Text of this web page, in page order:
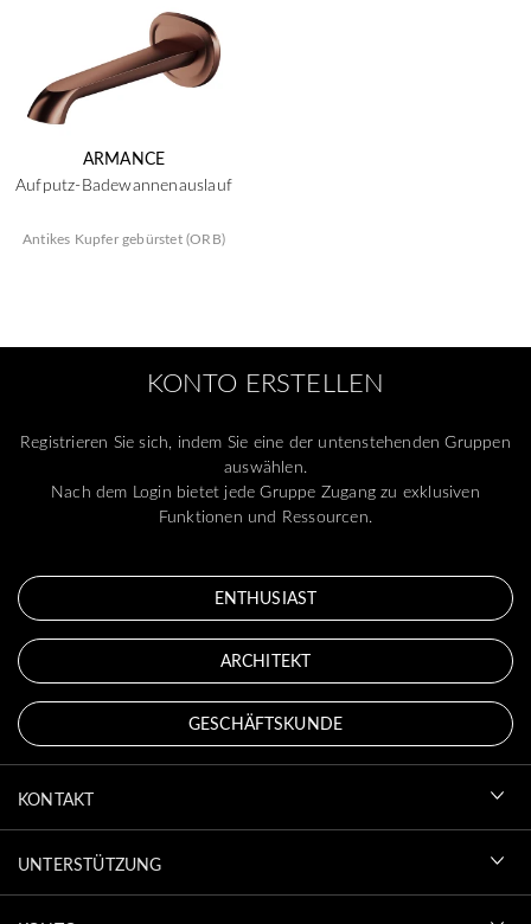
ARMANCE
Aufputz-Badewannenauslauf
Antikes Kupfer gebürstet (ORB)
KONTO ERSTELLEN
Registrieren Sie sich, indem Sie eine der untenstehenden Gruppen
auswählen.
Nach dem Login bietet jede Gruppe Zugang zu exklusiven
Funktionen und Ressourcen.
ENTHUSIAST
ARCHITEKT
GESCHÄFTSKUNDE
KONTAKT
UNTERSTÜTZUNG